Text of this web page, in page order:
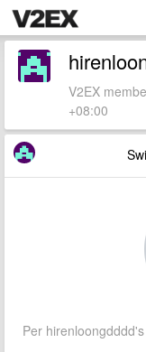
V2EX
+08:00
Per